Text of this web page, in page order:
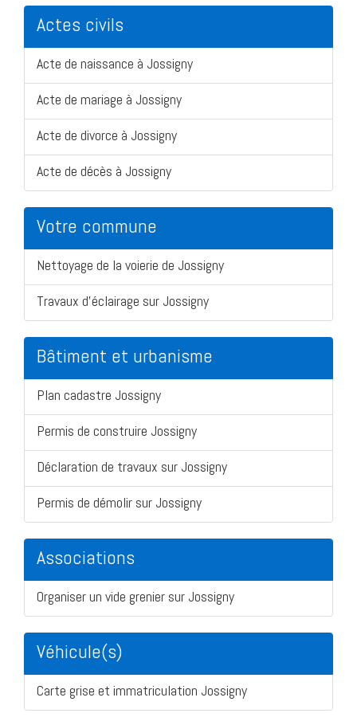
Actes civils
Acte de naissance à Jossigny
Acte de mariage à Jossigny
Acte de divorce à Jossigny
Acte de décès à Jossigny
Votre commune
Nettoyage de la voierie de Jossigny
Travaux d'éclairage sur Jossigny
Bâtiment et urbanisme
Plan cadastre Jossigny
Permis de construire Jossigny
Déclaration de travaux sur Jossigny
Permis de démolir sur Jossigny
Associations
Organiser un vide grenier sur Jossigny
Véhicule(s)
Carte grise et immatriculation Jossigny